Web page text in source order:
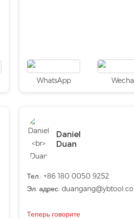
WhatsApp
Daniel
Duan
Тел.: +86 180 0050 9252
Эл. адрес:
Теперь говорите